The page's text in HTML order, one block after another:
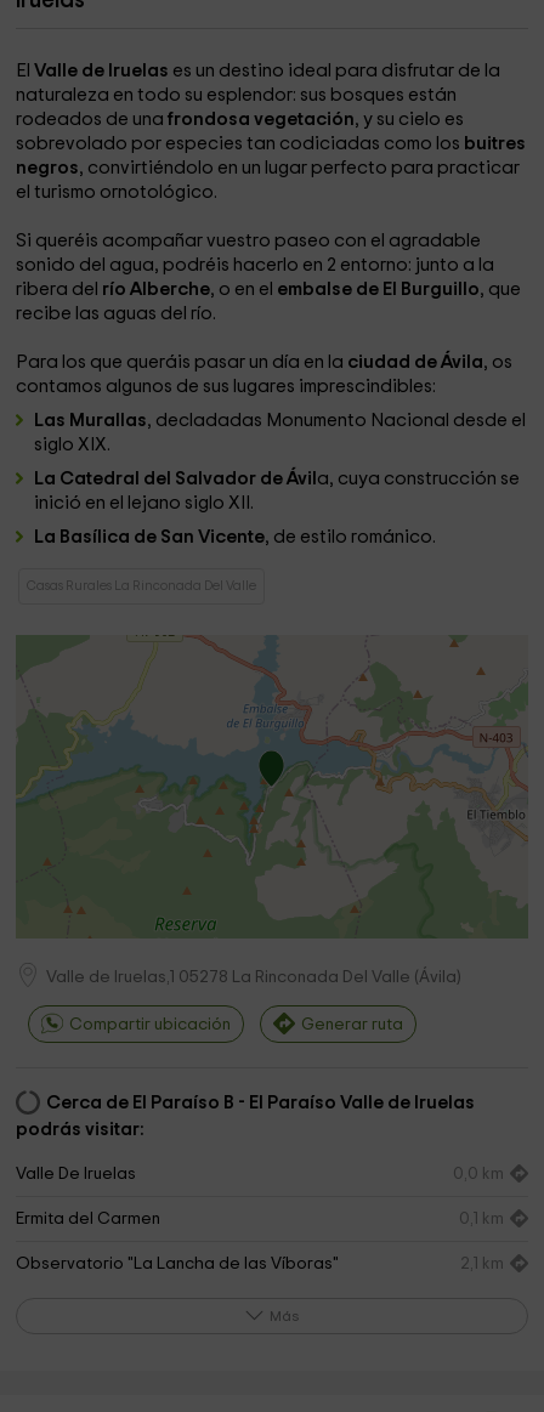
ElValle de Iruelas es un destino ideal para disfrutar de la
naturaleza en todo su esplendor: sus bosques están
rodeados de una frondosa vegetación, y su cielo es
sobrevolado por especies tan codiciadas como los buitres
negros, convirtiéndolo en un lugar perfecto para practicar
el turismo ornotológico.
Si queréis acompañar vuestro paseo con el agradable
sonido del agua, podréis hacerlo en 2 entorno: junto a la
ribera del río Alberche, o en el embalse de El Burguillo, que
recibe las aguas del río.
Para los que queráis pasar un día en la ciudad de Ávila, os
contamos algunos de sus lugares imprescindibles:
Las Murallas, decladadas Monumento Nacional desde el
siglo XIX.
La Catedral del Salvador de Ávil a, cuya construcción se
inició en el lejano siglo XII.
La Basílica de San Vicente, de estilo románico.
Casas Rurales La Rinconada Del Valle
Valle de Iruelas,1 05278 La Rinconada Del Valle (Ávila)
Compartir ubicación Generar ruta
Cerca de El Paraíso B - El Paraíso Valle de Iruelas
podrás visitar:
Valle De Iruelas 0,0 km
Ermita del Carmen 0,1 km
Observatorio "La Lancha de las Víboras" 2,1 km
Más